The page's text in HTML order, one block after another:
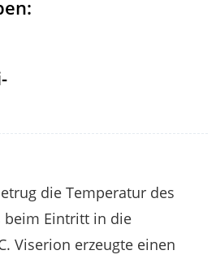
die Temperatur des
beim Eintritt in die
Viserion erzeugte einen